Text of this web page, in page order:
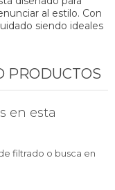
al estilo. Con
siendo ideales
PRODUCTOS
en esta
filtrado o busca en